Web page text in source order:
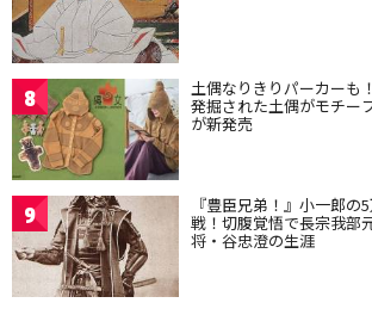
8 土偶なりきりパーカーも
発掘された土偶がモチー
が新発売
9 『豊臣兄弟！』小一郎の
戦！切腹覚悟で長宗我部
将・谷忠澄の生涯